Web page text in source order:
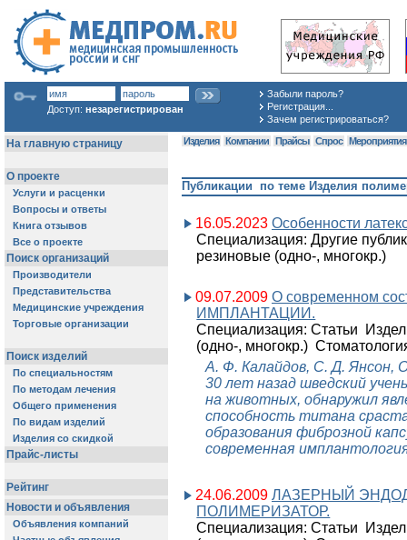
Доступ: незарегистрирован
Забыли пароль?
Регистрация...
Зачем регистрироваться?
Изделия Компании Прайсы Спрос Мероприятия
Публикации по теме Изделия
16.05.2023 Особенности
Специализация: Другие
резиновые (одно-, многокр.)
09.07.2009 О современном
ИМПЛАНТАЦИИ.
Специализация: Статьи
(одно-, многокр.)
А. Ф. Калайдов, С. Д. Янсон,
30 лет назад шведский
на животных, обнаружил
способность титана
образования фиброзной
современная
24.06.2009 ЛАЗЕРНЫЙ
ПОЛИМЕРИЗАТОР.
Специализация: Статьи